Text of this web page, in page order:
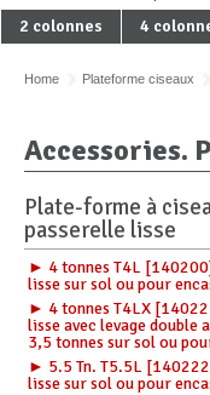
2 colonnes 4
Home Plateforme ciseaux
Accessories.
Plate-forme à
passerelle lisse
► 4 tonnes T4L
lisse sur sol ou pour
► 4 tonnes T4LX
lisse avec levage double
3,5 tonnes sur sol ou
► 5.5 Tn. T5.5L
lisse sur sol ou pour